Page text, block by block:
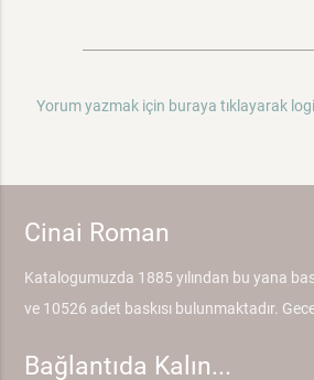
Yorum yazmak için buraya tıklayarak
Cinai Roman
Katalogumuzda 1885 yılından bu yana
ve 10526 adet baskısı bulunmaktadır.
Bağlantıda Kalın...